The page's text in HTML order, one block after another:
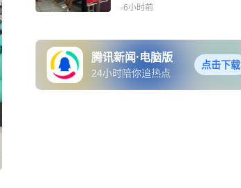
-6小时前
腾讯新闻·电脑版
24小时陪你追热点
点击下载